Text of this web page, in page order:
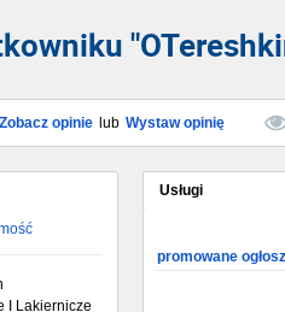
Zobacz opinie lub Wystaw opinię
I Lakiernicze
Usługi
promowane